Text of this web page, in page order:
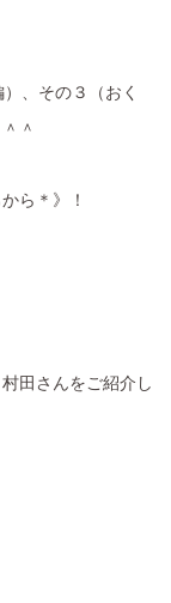
、その３（おく
＾
ら＊》！
田さんをご紹介し